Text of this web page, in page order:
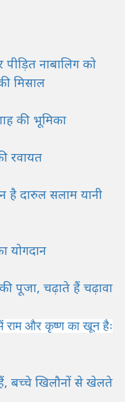
नाबालिग को
मिसाल
की भूमिका
रवायत
है दारुल सलाम यानी
योगदान
पूजा, चढ़ाते हैं चढ़ावा
राम और कृष्ण का खून हैः
बच्चे खिलौनों से खेलते